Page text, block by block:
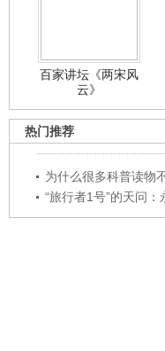
百家讲坛《两宋风
云》
热门推荐
为什么很多科普读物
“旅行者1号”的天问：